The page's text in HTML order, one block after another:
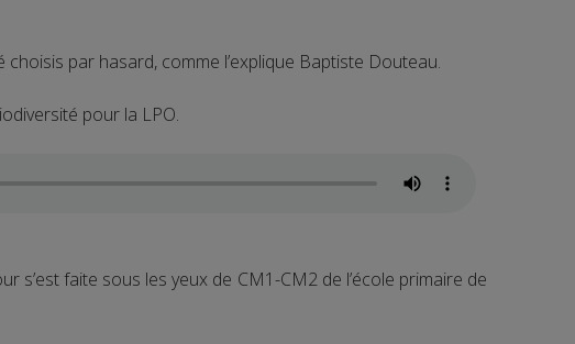
choisis par hasard, comme l’explique Baptiste Douteau.
pour la LPO.
s’est faite sous les yeux de CM1-CM2 de l’école primaire de